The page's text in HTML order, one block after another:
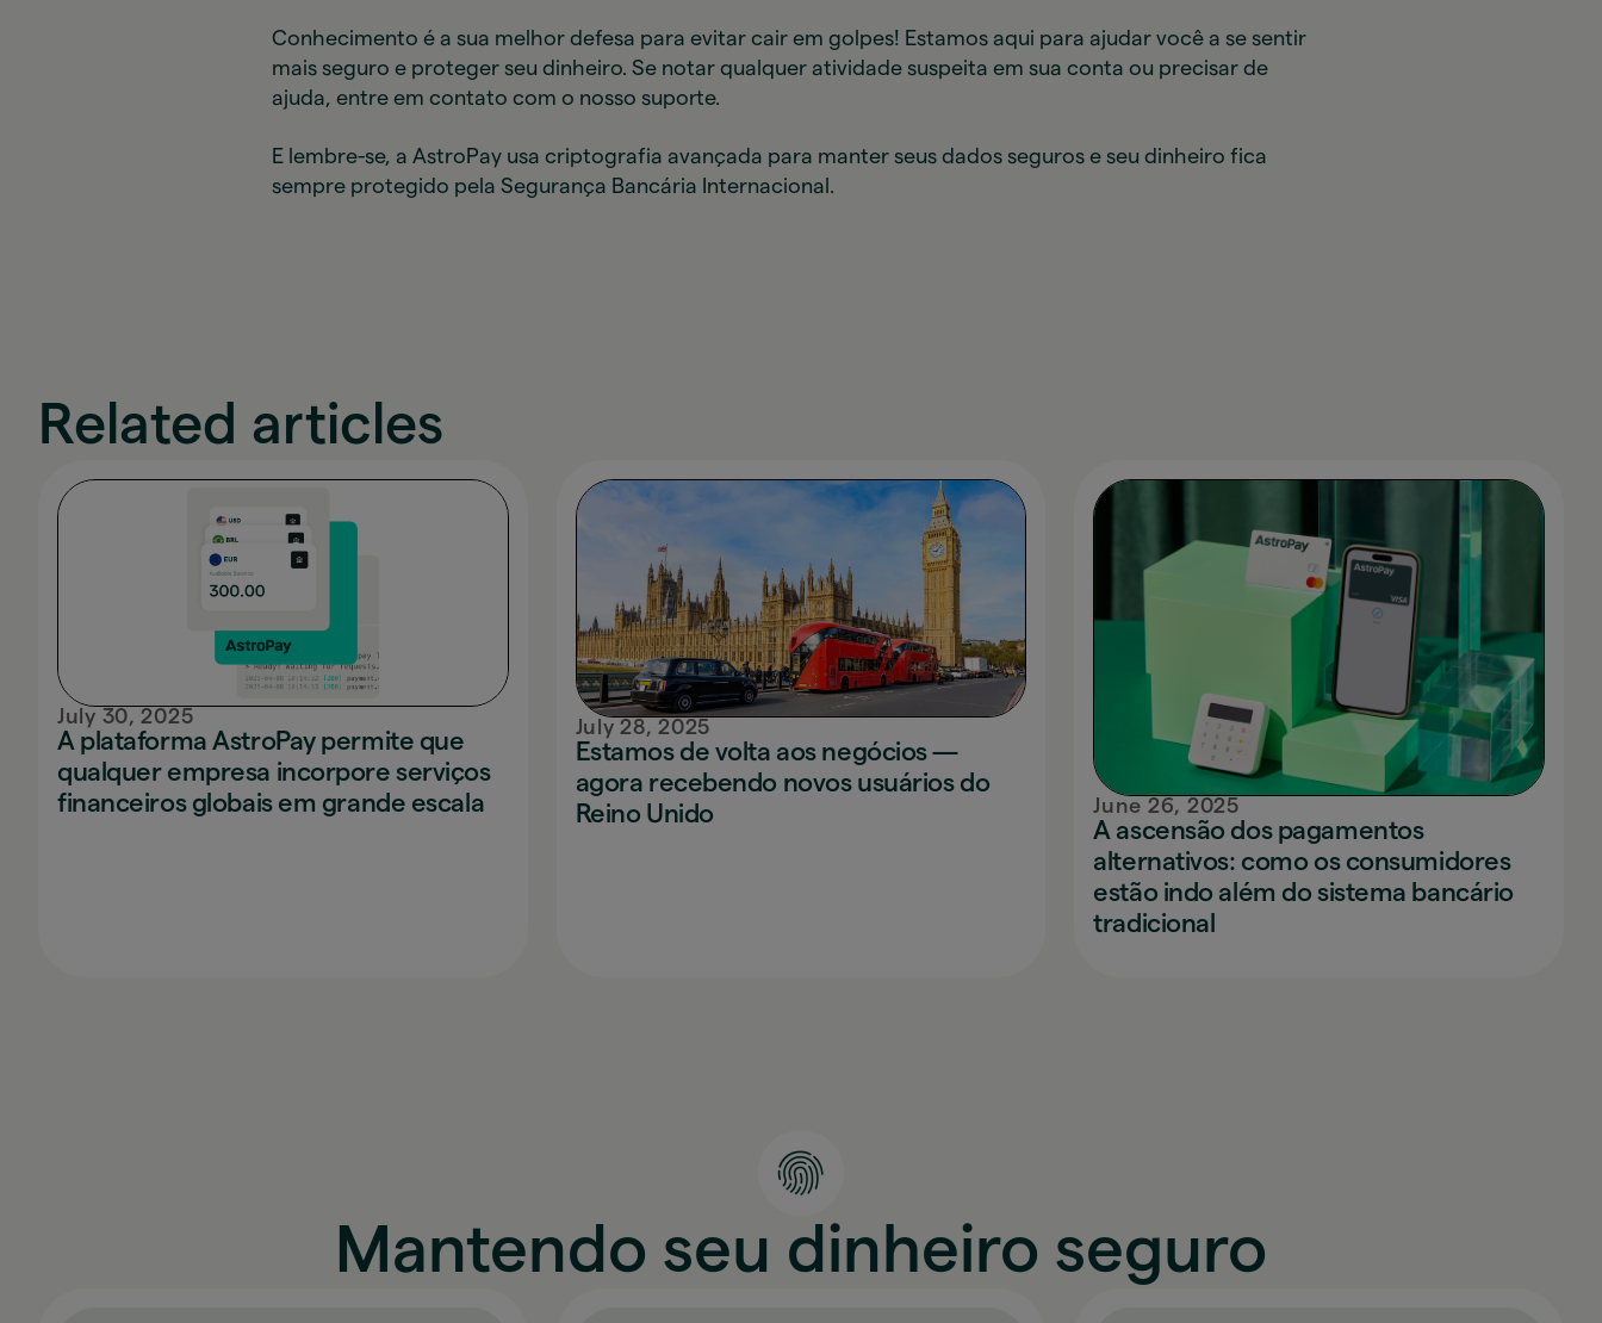
Conhecimento é a sua melhor defesa para evitar cair em golpes! Estamos aqui para ajudar você a se sentir
mais seguro e proteger seu dinheiro. Se notar qualquer atividade suspeita em sua conta ou precisar de
ajuda, entre em contato com o nosso suporte.
E lembre-se, a AstroPay usa criptografia avançada para manter seus dados seguros e seu dinheiro fica
sempre protegido pela Segurança Bancária Internacional.
Related articles
Novidades
July 30, 2025
A plataforma AstroPay permite que
qualquer empresa incorpore serviços
financeiros globais em grande escala
Novidades
July 28, 2025
Estamos de volta aos negócios —
agora recebendo novos usuários do
Reino Unido
June 26, 2025
A ascensão dos pagamentos
alternativos: como os consumidores
estão indo além do sistema bancário
tradicional
Mantendo seu dinheiro seguro